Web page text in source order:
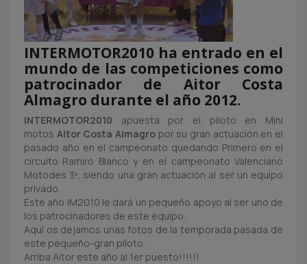
INTERMOTOR2010 ha entrado en el
mundo de las competiciones como
patrocinador de Aitor Costa
Almagro durante el año 2012.
INTERMOTOR2010 apuesta por el piloto en Mini
motos Aitor Costa Almagro por su gran actuación en el
pasado año en el campeonato quedando Primero en el
circuito Ramiro Blanco y en el campeonato Valenciano
Motodes 3º, siendo una gran actuación al ser un equipo
privado.
Este año IM2010 le dará un pequeño apoyo al ser uno de
los patrocinadores de este equipo.
Aquí os dejamos unas fotos de la temporada pasada de
este pequeño-gran piloto.
Arriba Aitor este año al 1er puesto!!!!!!